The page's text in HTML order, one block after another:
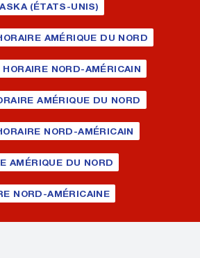
(ÉTATS-UNIS)
AMÉRIQUE DU NORD
NORD-AMÉRICAIN
AMÉRIQUE DU NORD
NORD-AMÉRICAIN
AMÉRIQUE DU NORD
NORD-AMÉRICAINE